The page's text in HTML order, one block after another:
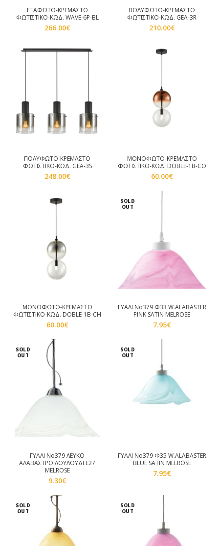
ΕΞΑΦΩΤΟ-ΚΡΕΜΑΣΤΟ
ΦΩΤΙΣΤΙΚΟ-ΚΩΔ. WAVE-6P-BL
266.00€
ΠΟΛΥΦΩΤΟ-ΚΡΕΜΑΣΤΟ
ΦΩΤΙΣΤΙΚΟ-ΚΩΔ. GEA-3R
210.00€
ΠΟΛΥΦΩΤΟ-ΚΡΕΜΑΣΤΟ
ΦΩΤΙΣΤΙΚΟ-ΚΩΔ. GEA-3S
248.00€
ΜΟΝΟΦΩΤΟ-ΚΡΕΜΑΣΤΟ
ΦΩΤΙΣΤΙΚΟ-ΚΩΔ. DOBLE-1B-CO
60.00€
ΜΟΝΟΦΩΤΟ-ΚΡΕΜΑΣΤΟ
ΦΩΤΙΣΤΙΚΟ-ΚΩΔ. DOBLE-1B-CH
60.00€
SOLD
OUT
ΓΥΑΛΙ Νο379 Φ33 W.ALABASTER
PINK SATIN MELROSE
7.95€
SOLD
OUT
ΓΥΑΛΙ No379 ΛΕΥΚΟ
ΑΛΑΒΑΣΤΡΟ ΛΟΥΛΟΥΔΙ E27
MELROSE
9.30€
SOLD
OUT
ΓΥΑΛΙ Νο379 Φ35 W.ALABASTER
BLUE SATIN MELROSE
7.95€
SOLD
OUT
SOLD
OUT